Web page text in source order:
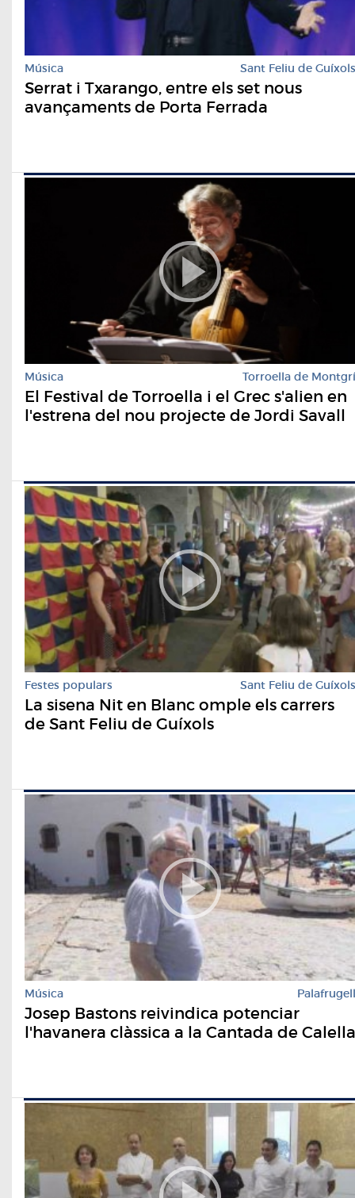
Música Sant Feliu de Guíxols
Serrat i Txarango, entre els set nous
avançaments de Porta Ferrada
Música Torroella de Montgrí
El Festival de Torroella i el Grec s'alien en
l'estrena del nou projecte de Jordi Savall
Festes populars Sant Feliu de Guíxols
La sisena Nit en Blanc omple els carrers
de Sant Feliu de Guíxols
Música Palafrugell
Josep Bastons reivindica potenciar
l'havanera clàssica a la Cantada de Calella